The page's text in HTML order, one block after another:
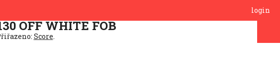
login
OFF WHITE FOB
Score.